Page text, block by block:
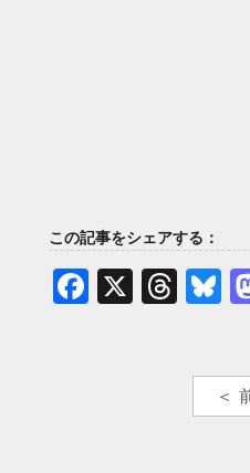
この記事をシェアする：
X
＜